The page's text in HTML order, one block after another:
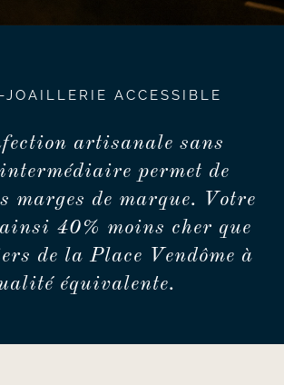
JOAILLERIE ACCESSIBLE
artisanale sans
permet de
marges de marque. Votre
40% moins cher que
de la Place Vendôme à
équivalente.